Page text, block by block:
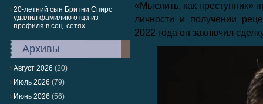
20-летний сын Бритни Спирс
удалил фамилию отца из
профиля в соц. сетях
Архивы
Август 2026 (20)
Июль 2026 (79)
Июнь 2026 (56)
«Мыслить, как преступник»
личности и получении
2022 года он заключил